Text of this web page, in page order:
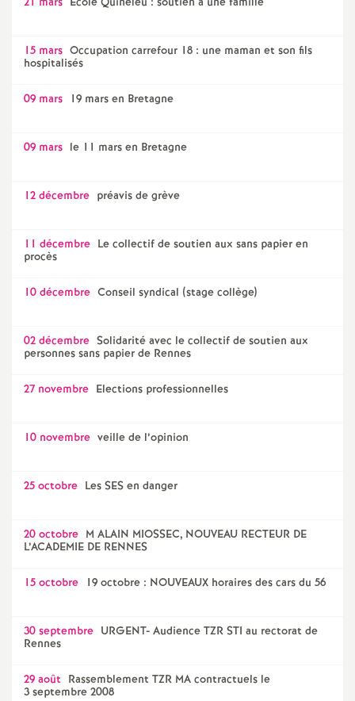
15 mars Occupation carrefour 18 : une maman et son fils
hospitalisés
09 mars 19 mars en Bretagne
09 mars le 11 mars en Bretagne
12 décembre préavis de grève
11 décembre Le collectif de soutien aux sans papier en
procès
10 décembre Conseil syndical (stage collège)
02 décembre Solidarité avec le collectif de soutien aux
personnes sans papier de Rennes
27 novembre Elections professionnelles
10 novembre veille de l’opinion
25 octobre Les SES en danger
20 octobre M ALAIN MIOSSEC, NOUVEAU RECTEUR DE
L’ACADEMIE DE RENNES
15 octobre 19 octobre : NOUVEAUX horaires des cars du 56
30 septembre URGENT- Audience TZR STI au rectorat de
Rennes
29 août Rassemblement TZR MA contractuels le
3 septembre 2008